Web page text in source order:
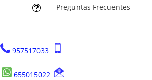
t Preguntas Frecuentes
957517033
655015022